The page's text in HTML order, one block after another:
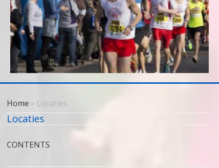
Home » Locaties
Locaties
CONTENTS